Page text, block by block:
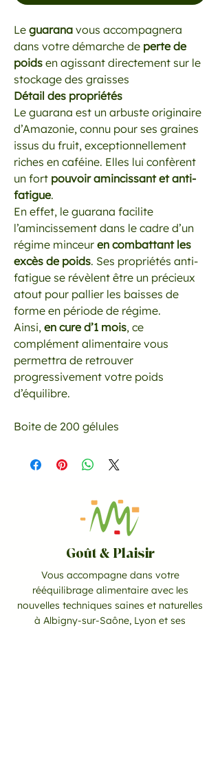
Le guarana vous accompagnera
dans votre démarche de perte de
poids en agissant directement sur le
stockage des graisses
Détail des propriétés
Le guarana est un arbuste originaire
d’Amazonie, connu pour ses graines
issus du fruit, exceptionnellement
riches en caféine. Elles lui confèrent
un fort pouvoir amincissant et anti-
fatigue.
En effet, le guarana facilite
l’amincissement dans le cadre d’un
régime minceur en combattant les
excès de poids. Ses propriétés anti-
fatigue se révèlent être un précieux
atout pour pallier les baisses de
forme en période de régime.
Ainsi, en cure d’1 mois, ce
complément alimentaire vous
permettra de retrouver
progressivement votre poids
d’équilibre.
Boite de 200 gélules
Goût & Plaisir
Vous accompagne dans votre
rééquilibrage alimentaire avec les
nouvelles techniques saines et naturelles
à Albigny-sur-Saône, Lyon et ses